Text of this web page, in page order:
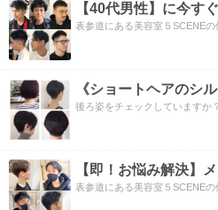
表参道にある美容室５SCENEの
後ろ姿をチェックしていますか
表参道にある美容室５SCENEの